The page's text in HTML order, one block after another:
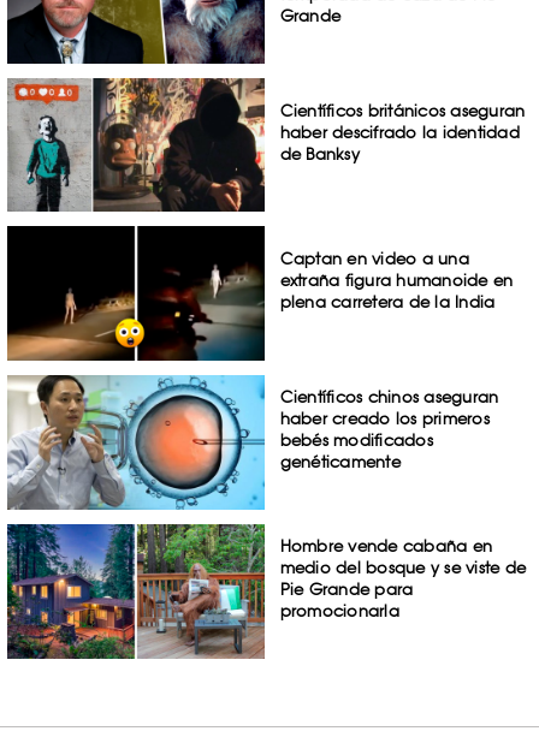
Grande
Científicos británicos aseguran
haber descifrado la identidad
de Banksy
Captan en video a una
extraña figura humanoide en
plena carretera de la India
Científicos chinos aseguran
haber creado los primeros
bebés modificados
genéticamente
Hombre vende cabaña en
medio del bosque y se viste de
Pie Grande para
promocionarla